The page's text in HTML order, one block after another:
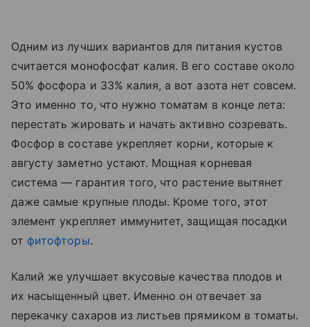
Одним из лучших вариантов для питания кустов
считается монофосфат калия. В его составе около
50% фосфора и 33% калия, а вот азота нет совсем.
Это именно то, что нужно томатам в конце лета:
перестать жировать и начать активно созревать.
Фосфор в составе укрепляет корни, которые к
августу заметно устают. Мощная корневая
система — гарантия того, что растение вытянет
даже самые крупные плоды. Кроме того, этот
элемент укрепляет иммунитет, защищая посадки
от фитофторы.
Калий же улучшает вкусовые качества плодов и
их насыщенный цвет. Именно он отвечает за
перекачку сахаров из листьев прямиком в томаты.